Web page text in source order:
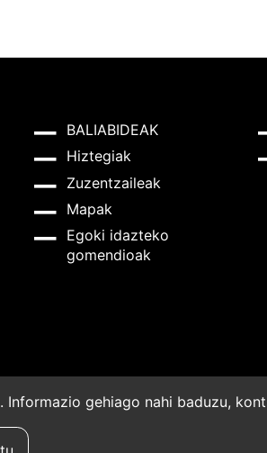
BALIABIDEAK
Hiztegiak
Zuzentzaileak
Mapak
Egoki idazteko
gomendioak
gehiago nahi baduzu,